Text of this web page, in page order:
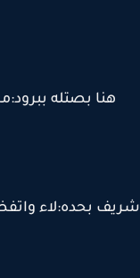
هنا بصتله
شريف بحده:لاء